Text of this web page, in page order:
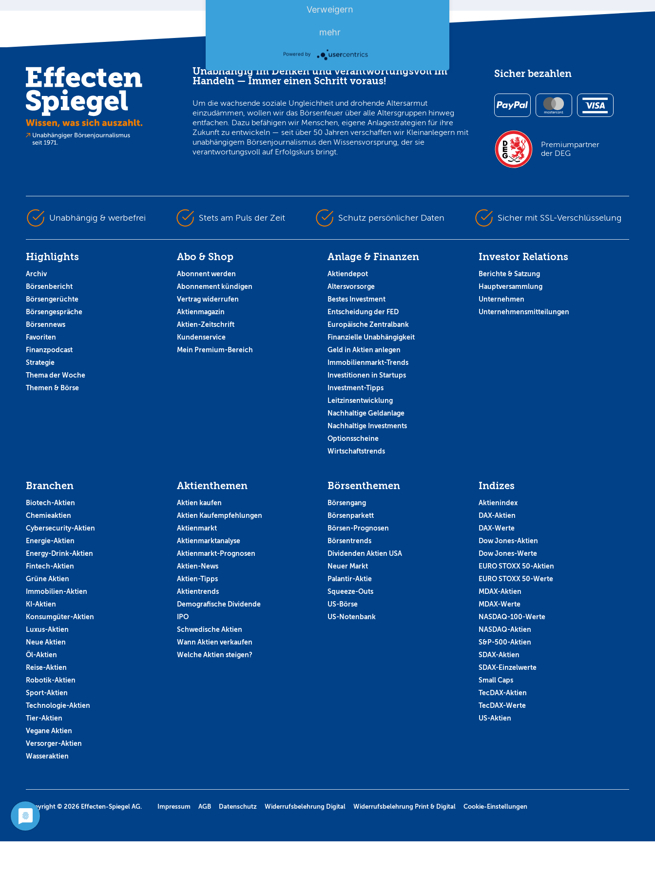
Unabhängig im Denken und verantwortungsvoll im
Handeln — Immer einen Schritt voraus!
Um die wachsende soziale Ungleichheit und drohende Altersarmut
einzudämmen, wollen wir das Börsenfeuer über alle Altersgruppen hinweg
entfachen. Dazu befähigen wir Menschen, eigene Anlagestrategien für ihre
Zukunft zu entwickeln — seit über 50 Jahren verschaffen wir Kleinanlegern mit
unabhängigem Börsenjournalismus den Wissensvorsprung, der sie
verantwortungsvoll auf Erfolgskurs bringt.
Sicher bezahlen
Premiumpartner
der DEG
Unabhängig & werbefrei Stets am Puls der Zeit Schutz persönlicher Daten Sicher mit SSL-Verschlüsselung
Highlights
Archiv
Börsenbericht
Börsengerüchte
Börsengespräche
Börsennews
Favoriten
Finanzpodcast
Strategie
Thema der Woche
Themen & Börse
Abo & Shop
Abonnent werden
Abonnement kündigen
Vertrag widerrufen
Aktienmagazin
Aktien-Zeitschrift
Kundenservice
Mein Premium-Bereich
Anlage & Finanzen
Aktiendepot
Altersvorsorge
Bestes Investment
Entscheidung der FED
Europäische Zentralbank
Finanzielle Unabhängigkeit
Geld in Aktien anlegen
Immobilienmarkt-Trends
Investitionen in Startups
Investment-Tipps
Leitzinsentwicklung
Nachhaltige Geldanlage
Nachhaltige Investments
Optionsscheine
Wirtschaftstrends
Investor Relations
Berichte & Satzung
Hauptversammlung
Unternehmen
Unternehmensmitteilungen
Branchen
Biotech-Aktien
Chemieaktien
Cybersecurity-Aktien
Energie-Aktien
Energy-Drink-Aktien
Fintech-Aktien
Grüne Aktien
Immobilien-Aktien
KI-Aktien
Konsumgüter-Aktien
Luxus-Aktien
Neue Aktien
Öl-Aktien
Reise-Aktien
Robotik-Aktien
Sport-Aktien
Technologie-Aktien
Tier-Aktien
Vegane Aktien
Versorger-Aktien
Wasseraktien
Aktienthemen
Aktien kaufen
Aktien Kaufempfehlungen
Aktienmarkt
Aktienmarktanalyse
Aktienmarkt-Prognosen
Aktien-News
Aktien-Tipps
Aktientrends
Demografische Dividende
IPO
Schwedische Aktien
Wann Aktien verkaufen
Welche Aktien steigen?
Börsenthemen
Börsengang
Börsenparkett
Börsen-Prognosen
Börsentrends
Dividenden Aktien USA
Neuer Markt
Palantir-Aktie
Squeeze-Outs
US-Börse
US-Notenbank
Indizes
Aktienindex
DAX-Aktien
DAX-Werte
Dow Jones-Aktien
Dow Jones-Werte
EURO STOXX 50-Aktien
EURO STOXX 50-Werte
MDAX-Aktien
MDAX-Werte
NASDAQ-100-Werte
NASDAQ-Aktien
S&P-500-Aktien
SDAX-Aktien
SDAX-Einzelwerte
Small Caps
TecDAX-Aktien
TecDAX-Werte
US-Aktien
Copyright © 2026 Effecten-Spiegel AG. Impressum AGB Datenschutz Widerrufsbelehrung Digital Widerrufsbelehrung Print & Digital Cookie-Einstellungen
Verweigern
mehr
Powered by